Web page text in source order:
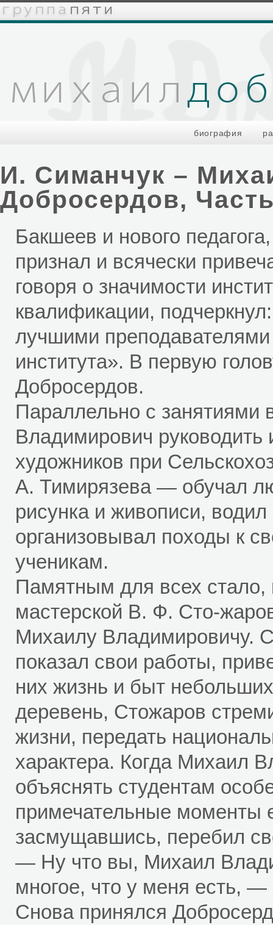
биография
И. Симанчук –
Добросердов,
Бакшеев и нового
признал и всячески
говоря о значимости
квалификации,
лучшими
института». В первую
Добросердов.
Параллельно с занятиями
Владимирович руководить
художников при
А. Тимирязева — обучал
рисунка и живописи,
организовывал походы к
ученикам.
Памятным для всех
мастерской В. Ф. Сто-
Михаилу Владимировичу.
показал свои работы,
них жизнь и быт
деревень, Стожаров
жизни, передать
характера. Когда Михаил
объяснять студентам
примечательные моменты
засмущавшись, перебил
— Ну что вы, Михаил
многое, что у меня есть, —
Снова принялся